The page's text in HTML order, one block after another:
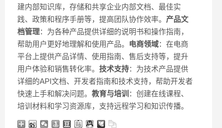
建内部知识库，存储和共享企业内部文档、最佳实
践、政策和程序手册等，提高团队协作效率。 产品文
档管理：为各种产品提供详细的说明书和操作指南，
帮助用户更好地理解和使用产品。
电商领域：在电商
平台上提供产品详情、使用指南、售后支持等，提升
用户体验和销售转化率。 技术支持：为技术产品提供
详细的API文档、开发者指南和技术支持，帮助开发者
快速上手和解决问题。 教育与培训 ：创建在线课程、
培训材料和学习资源库，支持远程学习和知识传播。